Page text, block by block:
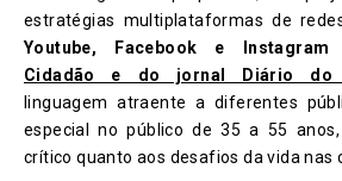
estratégias multiplataformas de
Youtube, Facebook e
Cidadão e do jornal Diário do
linguagem atraente a diferentes
especial no público de 35 a 55
crítico quanto aos desafios da vida nas